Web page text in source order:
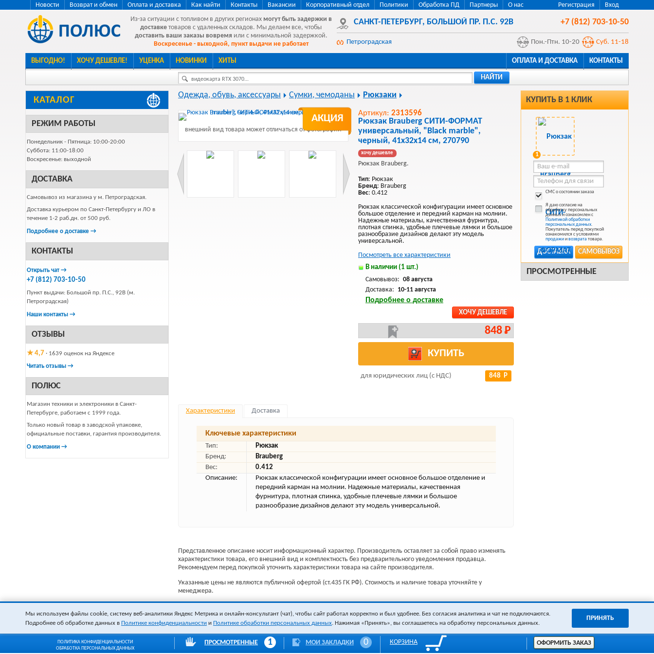
Регистрация Вход
Новости Возврат и обмен Оплата и доставка Как найти Контакты Вакансии Корпоративный отдел Политики Обработка ПД Партнеры
О нас
Из-за ситуации с топливом в других регионах могут быть задержки в
доставке товаров с удаленных складов. Мы делаем все, чтобы
доставить ваши заказы вовремя или с минимальной задержкой.
Воскресенье - выходной, пункт выдачи не работает
САНКТ-ПЕТЕРБУРГ, БОЛЬШОЙ ПР. П.С. 92В +7 (812) 703-10-50
Петроградская Пон.-Птн. 10-20 Суб. 11-18
ВЫГОДНО! ХОЧУ ДЕШЕВЛЕ! УЦЕНКА НОВИНКИ ХИТЫ ОПЛАТА И ДОСТАВКА КОНТАКТЫ
видеокарта RTX 3070... НАЙТИ
КАТАЛОГ
РЕЖИМ РАБОТЫ
Понедельник - Пятница: 10:00-20:00
Суббота: 11:00-18:00
Воскресенье: выходной
ДОСТАВКА
Самовывоз из магазина у м. Петроградская.
Доставка курьером по Санкт-Петербургу и ЛО в
течение 1-2 раб.дн. от 500 руб.
Подробнее о доставке →
КОНТАКТЫ
Открыть чат →
+7 (812) 703-10-50
Пункт выдачи: Большой пр. П.С., 92В (м.
Петроградская)
Наши контакты →
ОТЗЫВЫ
★ 4,7 · 1639 оценок на Яндексе
Читать отзывы →
ПОЛЮС
Магазин техники и электроники в Санкт-
Петербурге, работаем с 1999 года.
Только новый товар в заводской упаковке,
официальные поставки, гарантия производителя.
О компании →
КУПИТЬ В 1 КЛИК
1
СМС о состоянии заказа
Я даю согласие на
обработку персональных
данных и ознакомлен с
Политикой обработки
персональных данных.
Покупатель перед покупкой
ознакомился с условиями
продажиивозврататовара.
САМОВЫВОЗ
ДОСТАВКА
ПРОСМОТРЕННЫЕ
Одежда, обувь, аксессуары Сумки, чемоданы Рюкзаки
АКЦИЯ
внешний вид товара может отличаться от фотографии
Артикул: 2313596
Рюкзак Brauberg СИТИ-ФОРМАТ
универсальный, "Black marble",
черный, 41х32х14 см, 270790
хочу дешевле
Рюкзак Brauberg.
Тип: Рюкзак
Бренд: Brauberg
Вес: 0.412
Рюкзак классической конфигурации имеет основное
большое отделение и передний карман на молнии.
Надежные материалы, качественная фурнитура,
плотная спинка, удобные плечевые лямки и большое
разнообразие дизайнов делают эту модель
универсальной.
Посмотреть все характеристики
В наличии (1 шт.)
Самовывоз: 08 августа
Доставка: 10-11 августа
Подробнее о доставке
ХОЧУ ДЕШЕВЛЕ
848 Р
КУПИТЬ
для юридических лиц (с НДС) 848 Р
Характеристики Доставка
Ключевые характеристики
Тип:
Рюкзак
Бренд:
Brauberg
Вес:
0.412
Описание:
Рюкзак классической конфигурации имеет основное большое отделение и
передний карман на молнии. Надежные материалы, качественная
фурнитура, плотная спинка, удобные плечевые лямки и большое
разнообразие дизайнов делают эту модель универсальной.
Представленное описание носит информационный характер. Производитель оставляет за собой право изменять
характеристики товара, его внешний вид и комплектность без предварительного уведомления продавца.
Рекомендуем перед покупкой уточнить характеристики товара на сайте производителя.
Указанные цены не являются публичной офертой (ст.435 ГК РФ). Стоимость и наличие товара уточняйте у
менеджера.
ПОЛИТИКА КОНФИДЕНЦИАЛЬНОСТИ
ОБРАБОТКА ПЕРСОНАЛЬНЫХ ДАННЫХ
ПРОСМОТРЕННЫЕ 1 МОИ ЗАКЛАДКИ 0 КОРЗИНА ОФОРМИТЬ ЗАКАЗ
Мы используем файлы cookie, систему веб-аналитики Яндекс Метрика и онлайн-консультант (чат), чтобы сайт работал корректно и был удобнее. Без согласия аналитика и чат не подключаются.
Подробнее об обработке данных в Политике конфиденциальности и Политике обработки персональных данных . Нажимая «Принять», вы соглашаетесь на обработку персональных данных.
ПРИНЯТЬ